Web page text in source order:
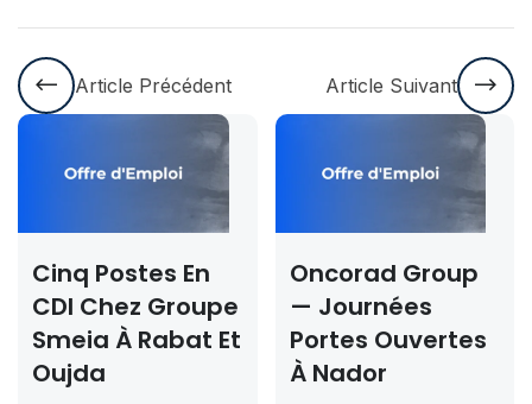
Article Précédent Article Suivant
Cinq Postes En
CDI Chez Groupe
Smeia À Rabat Et
Oujda
Oncorad Group
— Journées
Portes Ouvertes
À Nador